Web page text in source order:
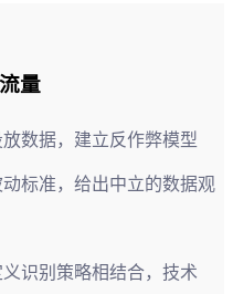
量
数据，建立反作弊模型
标准，给出中立的数据观
识别策略相结合，技术